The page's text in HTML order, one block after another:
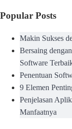
Popular Posts
Makin Sukses
Bersaing
Software
Penentuan
9 Elemen
Penjelasan
Manfaatnya